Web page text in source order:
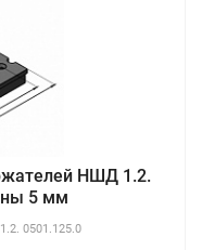
НШД 1.2.
5 мм
0501.125.0